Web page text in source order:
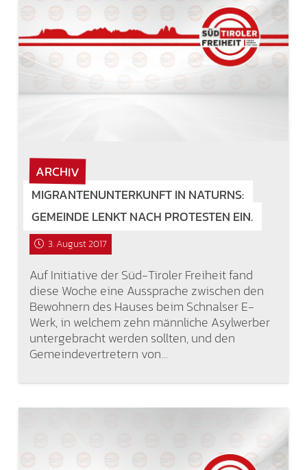
ARCHIV
MIGRANTENUNTERKUNFT IN NATURNS:
GEMEINDE LENKT NACH PROTESTEN EIN.
3. August 2017
Auf Initiative der Süd-Tiroler Freiheit fand
diese Woche eine Aussprache zwischen den
Bewohnern des Hauses beim Schnalser E-
Werk, in welchem zehn männliche Asylwerber
untergebracht werden sollten, und den
Gemeindevertretern von…